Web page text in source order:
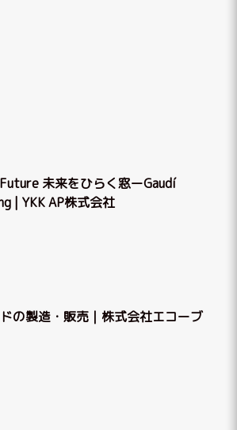
未来をひらく窓ーGaudí
| YKK AP株式会社
の製造・販売｜株式会社エコーブ